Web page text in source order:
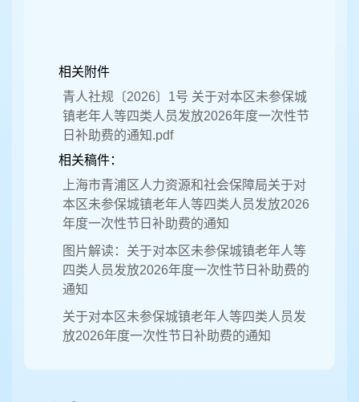
相关附件
青人社规〔2026〕1号 关于对本区未参保城
镇老年人等四类人员发放2026年度一次性节
日补助费的通知.pdf
相关稿件：
上海市青浦区人力资源和社会保障局关于对
本区未参保城镇老年人等四类人员发放2026
年度一次性节日补助费的通知
图片解读：关于对本区未参保城镇老年人等
四类人员发放2026年度一次性节日补助费的
通知
关于对本区未参保城镇老年人等四类人员发
放2026年度一次性节日补助费的通知